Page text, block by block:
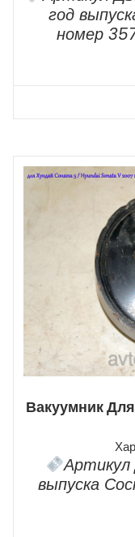
год
номер
Вакуумник
Артикул
выпуска